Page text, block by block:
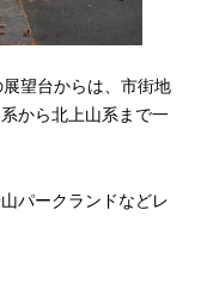
望台からは、市街地
から北上山系まで一
パークランドなどレ